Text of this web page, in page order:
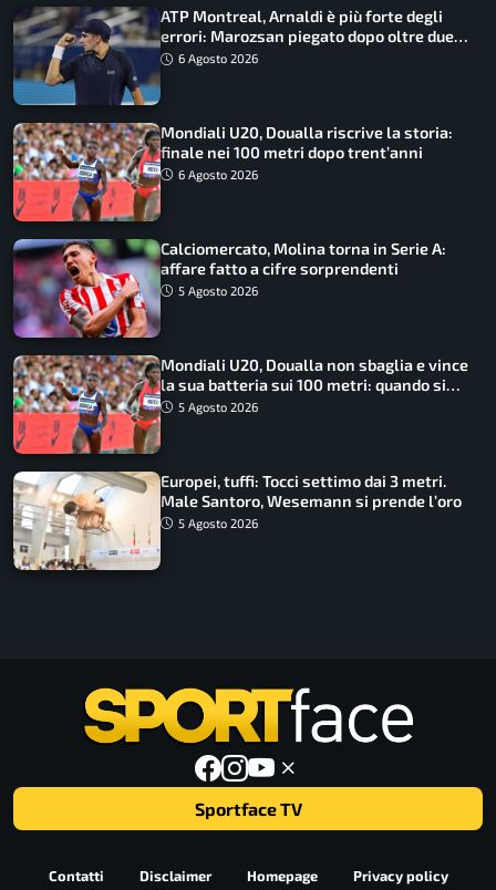
ATP Montreal, Arnaldi è più forte degli
errori: Marozsan piegato dopo oltre due
ore6 Agosto 2026
Mondiali U20, Doualla riscrive la storia:
finale nei 100 metri dopo trent’anni
6 Agosto 2026
Calciomercato, Molina torna in Serie A:
affare fatto a cifre sorprendenti
5 Agosto 2026
Mondiali U20, Doualla non sbaglia e vince
la sua batteria sui 100 metri: quando si
disputano le finali
5 Agosto 2026
Europei, tuffi: Tocci settimo dai 3 metri.
Male Santoro, Wesemann si prende l’oro
5 Agosto 2026
Sportface TV
Contatti Disclaimer Homepage Privacy policy